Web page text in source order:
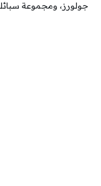
جولورز، ومجموعة